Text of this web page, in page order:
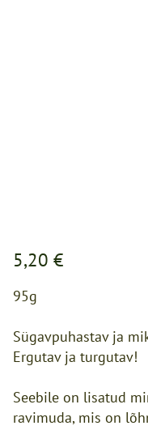
5,20 €
95g
Sügavpuhastav ja
Ergutav ja turgutav!
Seebile on lisatud
ravimuda, mis on